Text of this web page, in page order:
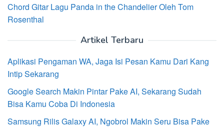
Chord Gitar Lagu Panda in the Chandelier Oleh Tom
Rosenthal
Artikel Terbaru
Aplikasi Pengaman WA, Jaga Isi Pesan Kamu Dari Kang
Intip Sekarang
Google Search Makin Pintar Pake AI, Sekarang Sudah
Bisa Kamu Coba Di Indonesia
Samsung Rilis Galaxy AI, Ngobrol Makin Seru Bisa Pake